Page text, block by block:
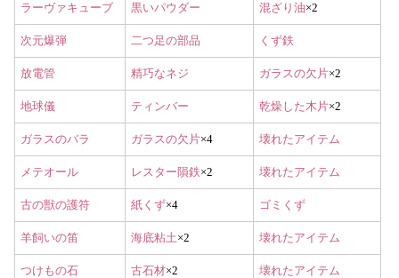
ラーヴァキューブ 黒いパウダー 混ざり油×2
次元爆弾 二つ足の部品 くず鉄
放電管 精巧なネジ ガラスの欠片×2
地球儀 ティンバー 乾燥した木片×2
ガラスのバラ ガラスの欠片×4 壊れたアイテム
メテオール レスター隕鉄×2 壊れたアイテム
古の獣の護符 紙くず×4 ゴミくず
羊飼いの笛 海底粘土 ×2 壊れたアイテム
つけもの石 古石材×2 壊れたアイテム